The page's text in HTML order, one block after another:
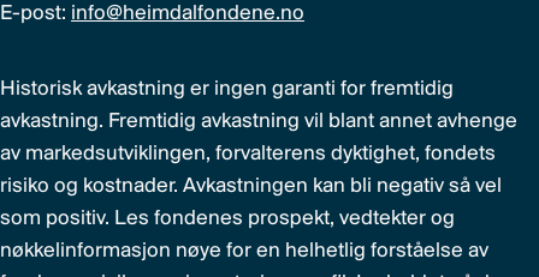
E-post: info@heimdalfondene.no
Historisk avkastning er ingen garanti for fremtidig
avkastning. Fremtidig avkastning vil blant annet avhenge
av markedsutviklingen, forvalterens dyktighet, fondets
risiko og kostnader. Avkastningen kan bli negativ så vel
som positiv. Les fondenes prospekt, vedtekter og
nøkkelinformasjon nøye for en helhetlig forståelse av